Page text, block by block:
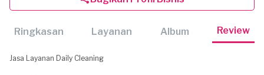
Ringkasan Layanan Album Review
Jasa Layanan Daily Cleaning